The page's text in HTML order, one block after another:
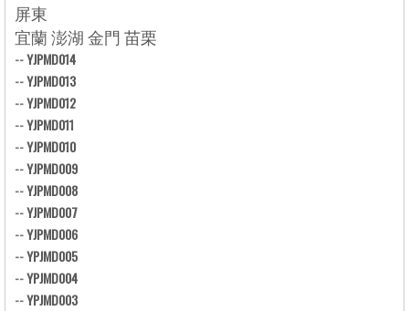
屏東
宜蘭 澎湖 金門 苗栗
--YJPMD014
--YJPMD013
--YJPMD012
--YJPMD011
--YJPMD010
--YJPMD009
--YJPMD008
--YJPMD007
--YJPMD006
--YPJMD005
--YPJMD004
--YPJMD003